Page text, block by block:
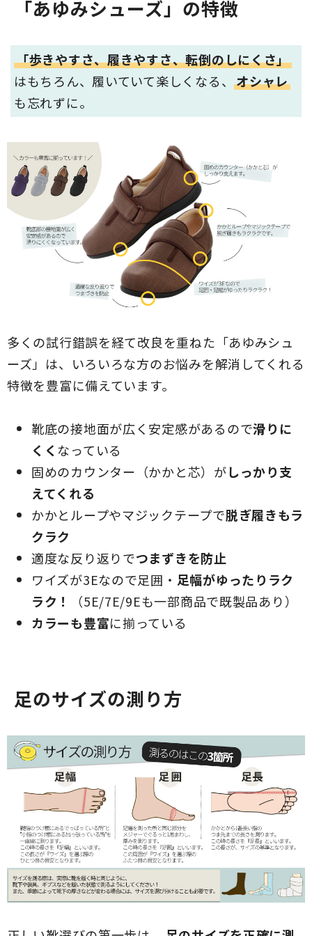
「あゆみシューズ」の特徴
「歩きやすさ、履きやすさ、転倒のしにくさ」
はもちろん、履いていて楽しくなる、オシャレ
も忘れずに。
多くの試行錯誤を経て改良を重ねた「あゆみシュ
ーズ」は、いろいろな方のお悩みを解消してくれる
特徴を豊富に備えています。
靴底の接地面が広く安定感があるので滑りに
くく なっている
固めのカウンター（かかと芯）がしっかり支
えてくれる
かかとループやマジックテープで脱ぎ履きもラ
クラク
適度な反り返りでつまずきを防止
ワイズが3Eなので足囲・ 足幅がゆったりラク
ラク！
（5E/7E/9Eも一部商品で既製品あり）
カラーも豊富に揃っている
足のサイズの測り方